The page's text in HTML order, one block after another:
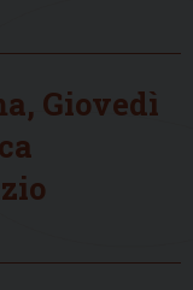
Giovedì